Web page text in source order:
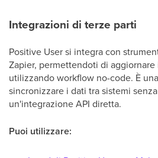
Integrazioni di terze parti
Positive User si integra con
Zapier, permettendoti di
utilizzando workflow no-code. È
sincronizzare i dati tra sistemi
un'integrazione API diretta.
Puoi utilizzare: